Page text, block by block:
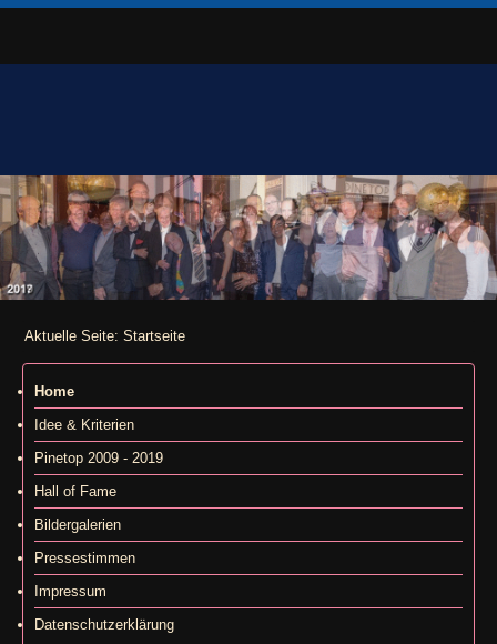
Aktuelle Seite: Startseite
Home
Idee & Kriterien
Pinetop 2009 - 2019
Hall of Fame
Bildergalerien
Pressestimmen
Impressum
Datenschutzerklärung